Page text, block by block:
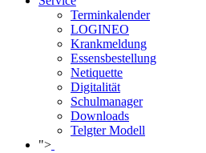
Terminkalender
LOGINEO
Krankmeldung
Essensbestellung
Netiquette
Digitalität
Schulmanager
Downloads
Telgter Modell
">